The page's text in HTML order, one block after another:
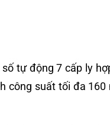
tự động 7 cấp ly
công suất tối đa